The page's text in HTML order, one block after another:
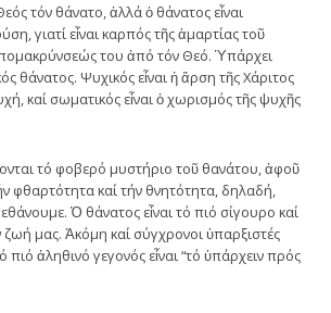
τόν θάνατο, ἀλλά ὁ θάνατος εἶναι
γιατί εἶναι καρπός τῆς ἁμαρτίας τοῦ
του ἀπό τόν Θεό. Ὑπάρχει
θάνατος. Ψυχικός εἶναι ἡ ἄρση τῆς Χάριτος
καί σωματικός εἶναι ὁ χωρισμός τῆς ψυχῆς
τό φοβερό μυστήριο τοῦ θανάτου, ἀφοῦ
φθαρτότητα καί τήν θνητότητα, δηλαδή,
Ὁ θάνατος εἶναι τό πιό σίγουρο καί
ζωή μας. Ἀκόμη καί σύγχρονοι ὑπαρξιστές
πιό ἀληθινό γεγονός εἶναι “τό ὑπάρχειν πρός